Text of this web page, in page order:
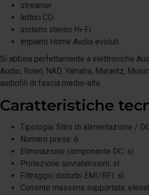
streamer
lettori CD
sistemi stereo Hi-Fi
impianti Home Audio evoluti
Si abbina perfettamente a elettroniche
Audio, Rotel, NAD, Yamaha, Marantz,
audiofili di fascia medio-alta.
Caratteristiche
Tipologia: filtro di alimentazione /
Numero prese: 6
Eliminazione componente DC: sì
Protezione sovratensioni: sì
Filtraggio disturbi EMI/RFI: sì
Corrente massima supportata: